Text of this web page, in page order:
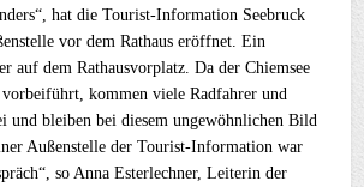
hat die Tourist-Information Seebruck
vor dem Rathaus eröffnet. Ein
auf dem Rathausvorplatz. Da der Chiemsee
kommen viele Radfahrer und
und bleiben bei diesem ungewöhnlichen Bild
Außenstelle der Tourist-Information war
so Anna Esterlechner, Leiterin der